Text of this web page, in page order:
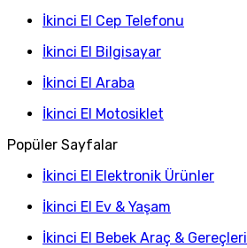
İkinci El Cep Telefonu
İkinci El Bilgisayar
İkinci El Araba
İkinci El Motosiklet
Popüler Sayfalar
İkinci El Elektronik Ürünler
İkinci El Ev & Yaşam
İkinci El Bebek Araç & Gereçleri